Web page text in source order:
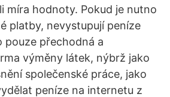
míra hodnoty. Pokud je nutno
platby, nevystupují peníze
pouze přechodná a
výměny látek, nýbrž jako
společenské práce, jako
peníze na internetu z